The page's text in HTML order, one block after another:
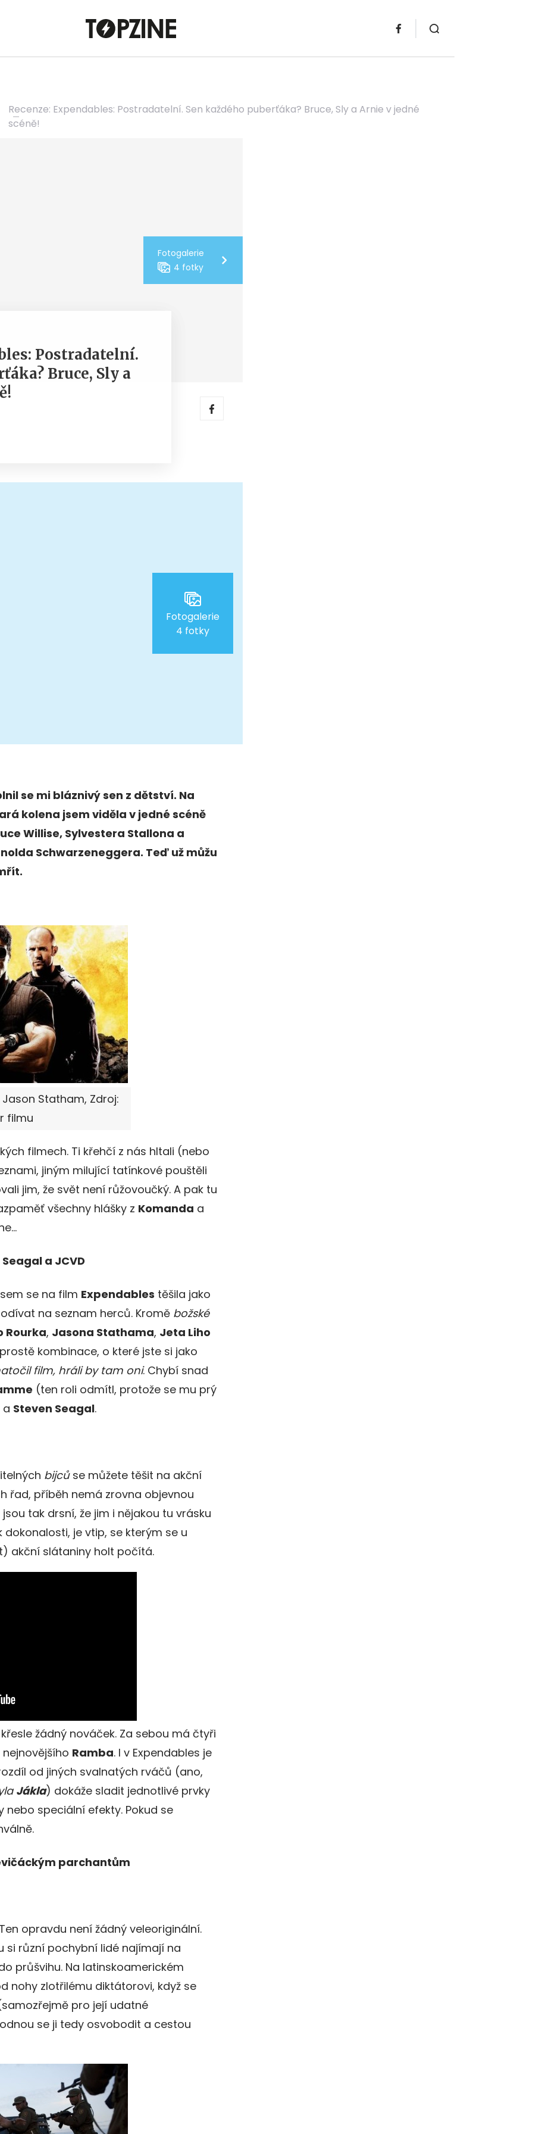
Recenze: Expendables: Postradatelní. Sen každého puberťáka? Bruce, Sly a Arnie v jedné
scéně!
Fotogalerie
4 fotky
Postradatelní.
Bruce, Sly a
Fotogalerie
4 fotky
se mi bláznivý sen z dětství. Na
kolena jsem viděla v jedné scéně
Willise, Sylvestera Stallona a
Schwarzeneggera. Teď už můžu
Statham, Zdroj:
filmu
filmech. Ti křehčí z nás hltali (nebo
jiným milující tatínkové pouštěli
jim, že svět není růžovoučký. A pak tu
všechny hlášky z Komanda a
a JCVD
se na film Expendables těšila jako
na seznam herců. Kromě božské
Rourka, Jasona Stathama, Jeta Liho
kombinace, o které jste si jako
film, hráli by tam oni. Chybí snad
(ten roli odmítl, protože se mu prý
a Steven Seagal.
bijcůse můžete těšit na akční
řad, příběh nemá zrovna objevnou
tak drsní, že jim i nějakou tu vrásku
je vtip, se kterým se u
akční slátaniny holt počítá.
žádný nováček. Za sebou má čtyři
Ramba. I v Expendables je
od jiných svalnatých rváčů (ano,
Jákla) dokáže sladit jednotlivé prvky
nebo speciální efekty. Pokud se
parchantům
opravdu není žádný veleoriginální.
si různí pochybní lidé najímají na
průšvihu. Na latinskoamerickém
nohy zlotřilému diktátorovi, když se
pro její udatné
se ji tedy osvobodit a cestou